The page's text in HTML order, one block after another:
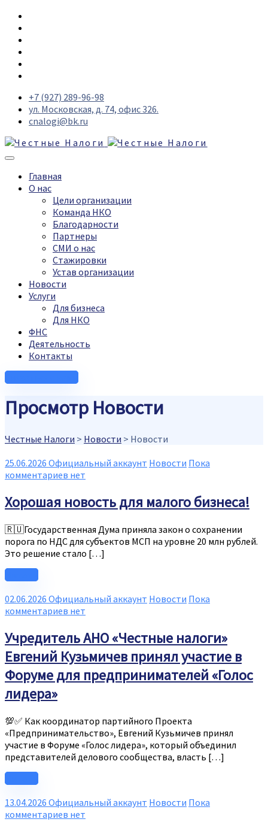
+7 (927) 289-96-98
ул. Московская, д. 74, офис 326.
cnalogi@bk.ru
Главная
О нас
Цели организации
Команда НКО
Благодарности
Партнеры
СМИ о нас
Стажировки
Устав организации
Новости
Услуги
Для бизнеса
Для НКО
ФНС
Деятельность
Контакты
Просмотр Новости
Честные Налоги > Новости > Новости
25.06.2026 Официальный аккаунт Новости Пока
комментариев нет
Хорошая новость для малого бизнеса!
🇷🇺Государственная Дума приняла закон о сохранении
порога по НДС для субъектов МСП на уровне 20 млн рублей.
Это решение стало […]
02.06.2026 Официальный аккаунт Новости Пока
комментариев нет
Учредитель АНО «Честные налоги»
Евгений Кузьмичев принял участие в
Форуме для предпринимателей «Голос
лидера»
💯✅ Как координатор партийного Проекта
«Предпринимательство», Евгений Кузьмичев принял
участие в Форуме «Голос лидера», который объединил
представителей делового сообщества, власть […]
13.04.2026 Официальный аккаунт Новости Пока
комментариев нет